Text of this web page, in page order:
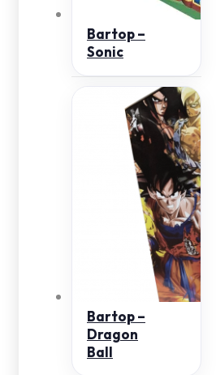
Bartop –
Sonic
Bartop –
Dragon
Ball